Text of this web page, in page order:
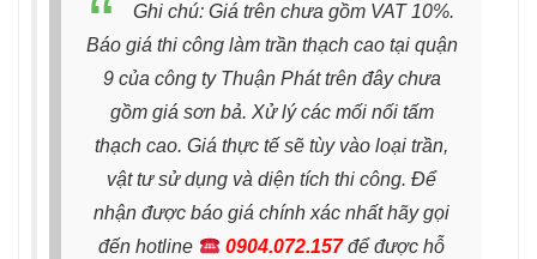
Ghi chú: Giá trên chưa gồm VAT 10%.
Báo giá thi công làm trần thạch cao tại quận
9 của công ty Thuận Phát trên đây chưa
gồm giá sơn bả. Xử lý các mối nối tấm
thạch cao. Giá thực tế sẽ tùy vào loại trần,
vật tư sử dụng và diện tích thi công. Để
nhận được báo giá chính xác nhất hãy gọi
đến hotline
0904.072.157để được hỗ